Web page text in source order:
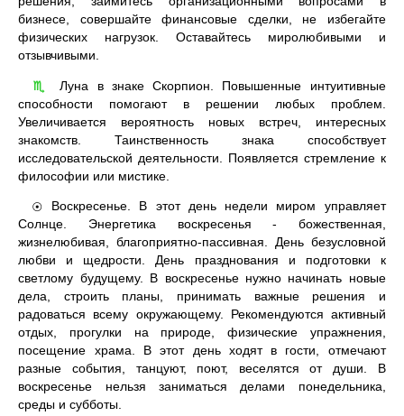
бизнесе, совершайте финансовые сделки, не избегайте
физических нагрузок. Оставайтесь миролюбивыми и
отзывчивыми.
♏
Луна в знаке Скорпион. Повышенные интуитивные
способности помогают в решении любых проблем.
Увеличивается вероятность новых встреч, интересных
знакомств. Таинственность знака способствует
исследовательской деятельности. Появляется стремление к
философии или мистике.
☉
Воскресенье. В этот день недели миром управляет
Солнце. Энергетика воскресенья - божественная,
жизнелюбивая, благоприятно-пассивная. День безусловной
любви и щедрости. День празднования и подготовки к
светлому будущему. В воскресенье нужно начинать новые
дела, строить планы, принимать важные решения и
радоваться всему окружающему. Рекомендуются активный
отдых, прогулки на природе, физические упражнения,
посещение храма. В этот день ходят в гости, отмечают
разные события, танцуют, поют, веселятся от души. В
воскресенье нельзя заниматься делами понедельника,
среды и субботы.